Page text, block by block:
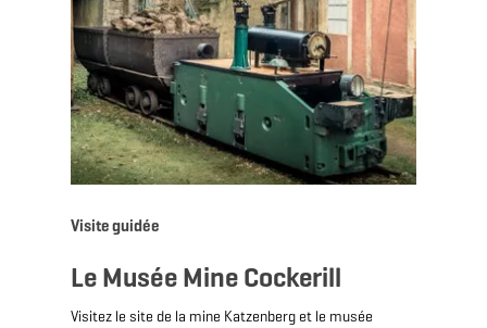
Visite guidée
Le Musée Mine Cockerill
Visitez le site de la mine Katzenberg et le musée